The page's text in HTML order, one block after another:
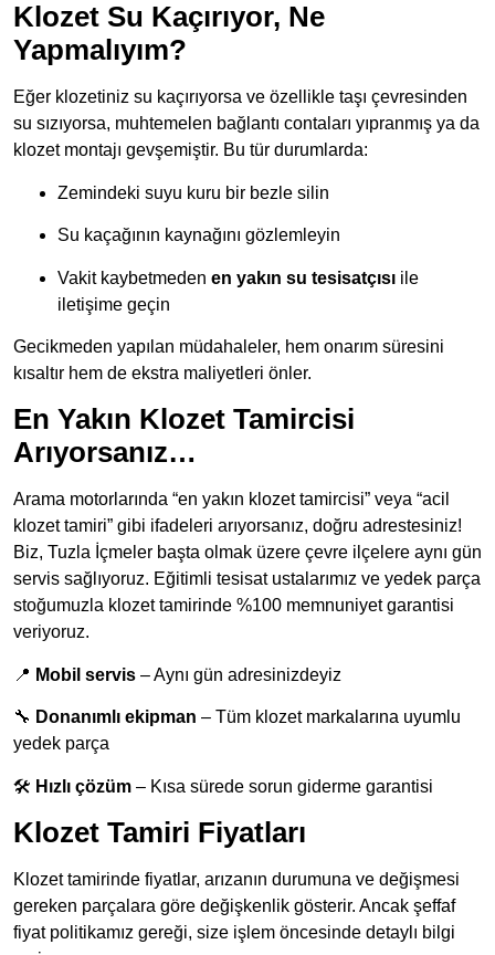
Klozet Su Kaçırıyor, Ne
Yapmalıyım?
Eğer klozetiniz su kaçırıyorsa ve özellikle taşı çevresinden
su sızıyorsa, muhtemelen bağlantı contaları yıpranmış ya da
klozet montajı gevşemiştir. Bu tür durumlarda:
Zemindeki suyu kuru bir bezle silin
Su kaçağının kaynağını gözlemleyin
Vakit kaybetmeden en yakın su tesisatçısı ile
iletişime geçin
Gecikmeden yapılan müdahaleler, hem onarım süresini
kısaltır hem de ekstra maliyetleri önler.
En Yakın Klozet Tamircisi
Arıyorsanız…
Arama motorlarında “en yakın klozet tamircisi” veya “acil
klozet tamiri” gibi ifadeleri arıyorsanız, doğru adrestesiniz!
Biz, Tuzla İçmeler başta olmak üzere çevre ilçelere aynı gün
servis sağlıyoruz. Eğitimli tesisat ustalarımız ve yedek parça
stoğumuzla klozet tamirinde %100 memnuniyet garantisi
veriyoruz.
📍 Mobil servis – Aynı gün adresinizdeyiz
🔧 Donanımlı ekipman – Tüm klozet markalarına uyumlu
yedek parça
🛠️ Hızlı çözüm – Kısa sürede sorun giderme garantisi
Klozet Tamiri Fiyatları
Klozet tamirinde fiyatlar, arızanın durumuna ve değişmesi
gereken parçalara göre değişkenlik gösterir. Ancak şeffaf
fiyat politikamız gereği, size işlem öncesinde detaylı bilgi